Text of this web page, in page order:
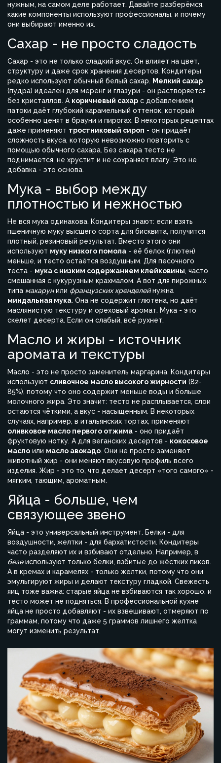
нужным, на самом деле работает. Давайте разберёмся,
какие компоненты используют профессионалы, и почему
они выбирают именно их.
Сахар - не просто сладость
Сахар - это не только сладкий вкус. Он влияет на цвет,
структуру и даже срок хранения десертов. Кондитеры
редко используют обычный белый сахар. Мелкий сахар
(пудра) идеален для меренг и глазури - он растворяется
без кристаллов. А коричневый сахар с добавлением
патоки даёт глубокий карамельный оттенок, который
особенно ценят в брауни и пирогах. В некоторых рецептах
даже применяют тростниковый сироп - он придаёт
сложность вкуса, которую невозможно повторить с
помощью обычного сахара. Без сахара тесто не
поднимается, не хрустит и не сохраняет влагу. Это не
добавка - это основа.
Мука - выбор между
плотностью и нежностью
Не вся мука одинакова. Кондитеры знают: если взять
пшеничную муку высшего сорта для бисквита, получится
плотный, резиновый результат. Вместо этого они
используют муку низкого помола - её белок (глютен)
меньше, и тесто остаётся воздушным. Для песочного
теста - мука с низким содержанием клейковины, часто
смешанная с кукурузным крахмалом. А вот для пирожных
типа макарунили французских кренделейнужна
миндальная мука. Она не содержит глютена, но даёт
маслянистую текстуру и ореховый аромат. Мука - это
скелет десерта. Если он слабый, всё рухнет.
Масло и жиры - источник
аромата и текстуры
Масло - это не просто заменитель маргарина. Кондитеры
используют сливочное масло высокого жирности (82-
85%), потому что оно содержит меньше воды и больше
молочного жира. Это значит: тесто не расплывается, слои
остаются чёткими, а вкус - насыщенным. В некоторых
случаях, например, в итальянских тортах, применяют
оливковое масло первого отжима - оно придаёт
фруктовую нотку. А для веганских десертов - кокосовое
масло или масло авокадо. Они не просто заменяют
животный жир - они меняют вкусовую профиль всего
изделия. Жир - это то, что делает десерт «того самого» -
мягким, тающим, ароматным.
Яйца - больше, чем
связующее звено
Яйца - это универсальный инструмент. Белки - для
воздушности, желтки - для бархатистости. Кондитеры
часто разделяют их и взбивают отдельно. Например, в
безеиспользуют только белки, взбитые до жёстких пиков.
А в кремах и карамелях - только желтки, потому что они
эмульгируют жиры и делают текстуру гладкой. Свежесть
яиц тоже важна: старые яйца не взбиваются так хорошо, и
тесто может не подняться. В профессиональной кухне
яйца не просто добавляют - их взвешивают, отмеряют по
граммам, потому что даже 5 граммов лишнего желтка
могут изменить результат.